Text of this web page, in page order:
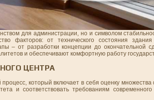
для администрации, но и символом
факторов: от технического состояния
– от разработки концепции до окончательной
и обеспечивают комфортную работу
ЦЕНТРА
который включает в себя оценку
и соответствовать требованиям